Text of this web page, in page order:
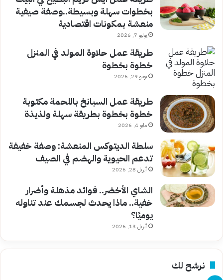
بخطوات سهلة وبسيطة..وصفة صيفية
منعشة بمكونات اقتصادية
يوليو 7, 2026
طريقة عمل حلاوة المولد في المنزل
خطوة بخطوة
يونيو 29, 2026
طريقة عمل السبانخ باللحمة مكتوبة
خطوة بخطوة بطريقة سهلة ولذيذة
مايو 4, 2026
سلطة الديتوكس المنعشة: وصفة خفيفة
تدعم الحيوية والهضم في الصيف
أبريل 28, 2026
الشاي الأخضر.. فوائد مذهلة وأضرار
خفية.. ماذا يحدث لجسمك عند تناوله
يوميًا؟
أبريل 13, 2026
نرشح لك